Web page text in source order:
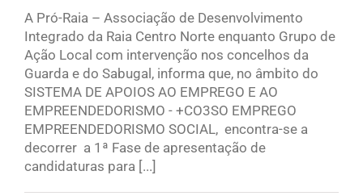
A Pró-Raia – Associação de Desenvolvimento
Integrado da Raia Centro Norte enquanto Grupo de
Ação Local com intervenção nos concelhos da
Guarda e do Sabugal, informa que, no âmbito do
SISTEMA DE APOIOS AO EMPREGO E AO
EMPREENDEDORISMO - +CO3SO EMPREGO
EMPREENDEDORISMO SOCIAL, encontra-se a
decorrer a 1ª Fase de apresentação de
candidaturas para [...]